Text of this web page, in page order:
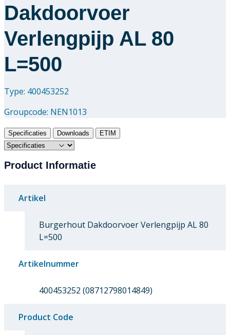
Dakdoorvoer
Verlengpijp AL 80
L=500
Type: 400453252
Groupcode: NEN1013
Specificaties Downloads ETIM
Product Informatie
Artikel
Burgerhout Dakdoorvoer Verlengpijp AL 80
L=500
Artikelnummer
400453252 (08712798014849)
Product Code